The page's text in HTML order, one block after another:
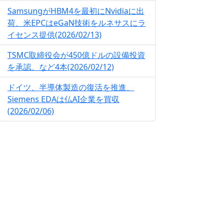
SamsungがHBM4を最初にNvidiaに出
荷、米EPCはeGaN技術をルネサスにラ
イセンス提供(2026/02/13)
TSMC取締役会が450億ドルの設備投資
を承認、など4本(2026/02/12)
ドイツ、半導体製造の復活を推進、
Siemens EDAは仏AI企業を買収
(2026/02/06)